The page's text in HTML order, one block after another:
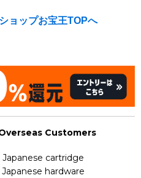
ョップお宝王TOPへ
Overseas Customers
cartridge
hardware